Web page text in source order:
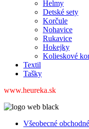
Helmy
Detské sety
Korčule
Nohavice
Rukavice
Hokejky
Kolieskové
Textil
Tašky
www.heureka.sk
Všeobecné